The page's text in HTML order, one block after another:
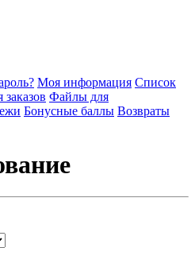
Моя информация Список
Файлы для
Бонусные баллы Возвраты